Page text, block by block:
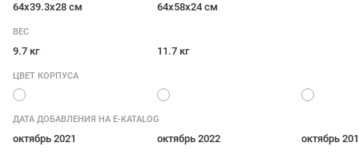
64x39.3x28 см 64x58x24 см
ВЕС
9.7 кг 11.7 кг
ЦВЕТ КОРПУСА
ДАТА ДОБАВЛЕНИЯ НА E-KATALOG
октябрь 2021 октябрь 2022 октябрь